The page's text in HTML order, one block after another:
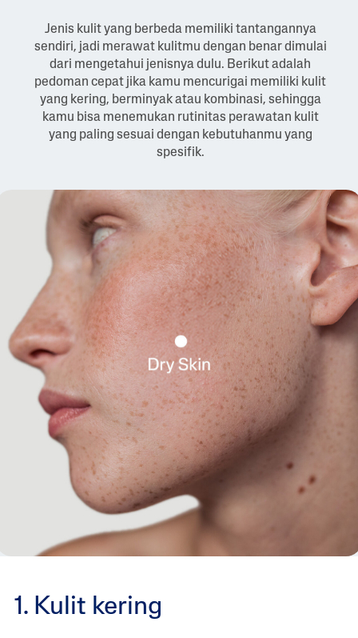
Jenis kulit yang berbeda memiliki tantangannya
sendiri, jadi merawat kulitmu dengan benar dimulai
dari mengetahui jenisnya dulu. Berikut adalah
pedoman cepat jika kamu mencurigai memiliki kulit
yang kering, berminyak atau kombinasi, sehingga
kamu bisa menemukan rutinitas perawatan kulit
yang paling sesuai dengan kebutuhanmu yang
spesifik.
1. Kulit kering